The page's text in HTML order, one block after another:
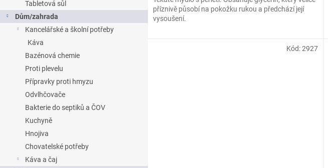
Tabletová sůl
Dům/zahrada
Kancelářské a školní potřeby
Káva
Bazénová chemie
Proti plevelu
Přípravky proti hmyzu
Odvlhčovače
Bakterie do septiků a ČOV
Kuchyně
Hnojiva
Chovatelské potřeby
Káva a čaj
příznivě působí na pokožku rukou a předchází její
vysoušení.
Kód:2927